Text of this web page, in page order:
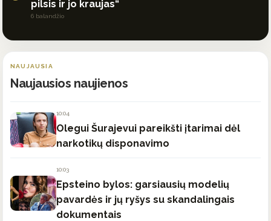
pilsis ir jo kraujas“
6 balandžio
NAUJAUSIA
Naujausios naujienos
10:04
Olegui Šurajevui pareikšti įtarimai dėl
narkotikų disponavimo
10:03
Epsteino bylos: garsiausių modelių
pavardės ir jų ryšys su skandalingais
dokumentais